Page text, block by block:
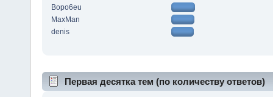
Bopo6eu
MaxMan
denis
Первая десятка тем (по количеству ответов)